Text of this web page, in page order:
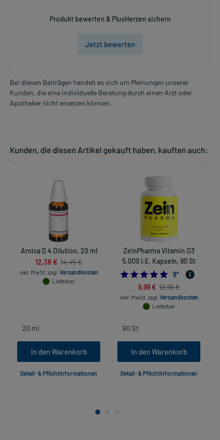
Produkt bewerten & PlusHerzen sichern
Jetzt bewerten
Bei diesen Beiträgen handelt es sich um Meinungen unserer
Kunden, die eine individuelle Beratung durch einen Arzt oder
Apotheker nicht ersetzen können.
Kunden, die diesen Artikel gekauft haben, kauften auch:
Arnica D 4 Dilution, 20 ml
12,38 € 14,45 €
inkl. MwSt. zzgl. Versandkosten
Lieferbar
In den Warenkorb
Detail- & Pflichtinformationen
ZeinPharma Vitamin D3
5.000 I.E. Kapseln, 90 St
5.0
8*
9,99 € 13,95 €
inkl. MwSt. zzgl. Versandkosten
Lieferbar
In den Warenkorb
Detail- & Pflichtinformationen